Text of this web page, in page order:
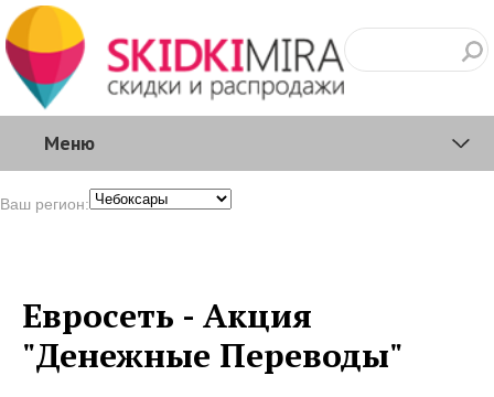
Меню
Ваш регион:
Евросеть - Акция
"Денежные Переводы"